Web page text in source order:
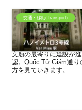
交通・移動(Transport)
文廟の最寄りに建設が
認。Quốc Tử Giám通り
方を見ていきます。